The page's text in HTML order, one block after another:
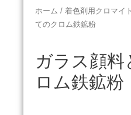
ホーム / 着色剤用クロマイ
てのクロム鉄鉱粉
ガラス顔料
ロム鉄鉱粉